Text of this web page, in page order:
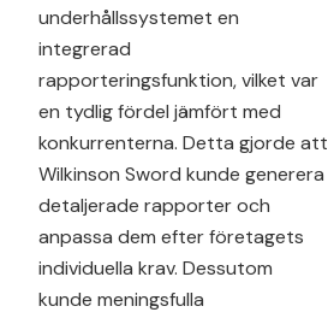
underhållssystemet en
integrerad
rapporteringsfunktion, vilket var
en tydlig fördel jämfört med
konkurrenterna. Detta gjorde att
Wilkinson Sword kunde generera
detaljerade rapporter och
anpassa dem efter företagets
individuella krav. Dessutom
kunde meningsfulla